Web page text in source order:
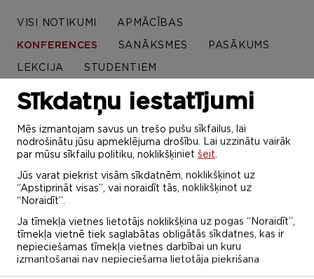
VISI NOTIKUMI APMĀCĪBAS
KONFERENCES SANĀKSMES PASĀKUMS
LEKCIJA STUDENTIEM
Aprīlis 2022
P O T C P
28 29 30 31 1 2
10
11 12 13 14 15 16
18 19 20 21 22 23 24
Sīkdatņu iestatījumi
Mēs izmantojam savus un trešo pušu sīkfailus, lai
nodrošinātu jūsu apmeklējuma drošību. Lai uzzinātu vairāk
par mūsu sīkfailu politiku, noklikšķiniet šeit.
Jūs varat piekrist visām sīkdatnēm, noklikšķinot uz
“Apstiprināt visas”, vai noraidīt tās, noklikšķinot uz
“Noraidīt”.
Ja tīmekļa vietnes lietotājs noklikšķina uz pogas “Noraidīt”,
tīmekļa vietnē tiek saglabātas obligātās sīkdatnes, kas ir
nepieciešamas tīmekļa vietnes darbībai un kuru
izmantošanai nav nepieciešama lietotāja piekrišana